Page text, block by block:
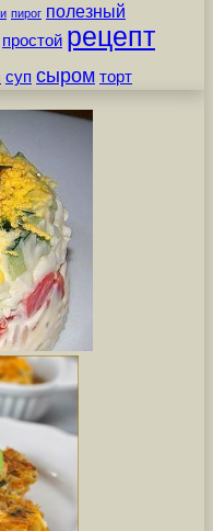
пирог полезный
простой рецепт
суп сыром торт